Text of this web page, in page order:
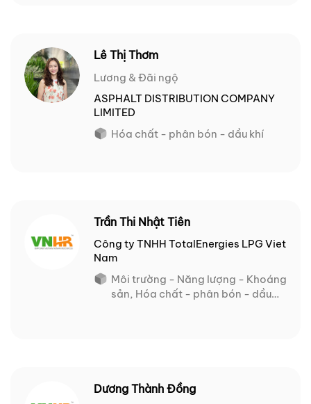
Lê Thị Thơm
Lương & Đãi ngộ
ASPHALT DISTRIBUTION COMPANY
LIMITED
Hóa chất - phân bón - dầu khí
Trần Thi Nhật Tiên
Công ty TNHH TotalEnergies LPG Viet
Nam
Môi trường - Năng lượng - Khoáng
sản, Hóa chất - phân bón - dầu
Dương Thành Đồng